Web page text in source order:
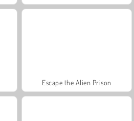
Escape the Alien Prison